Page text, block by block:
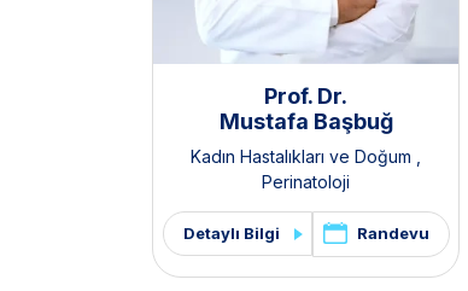
Prof. Dr.
Mustafa Başbuğ
Kadın Hastalıkları ve Doğum
Perinatoloji
Detaylı Bilgi Randevu